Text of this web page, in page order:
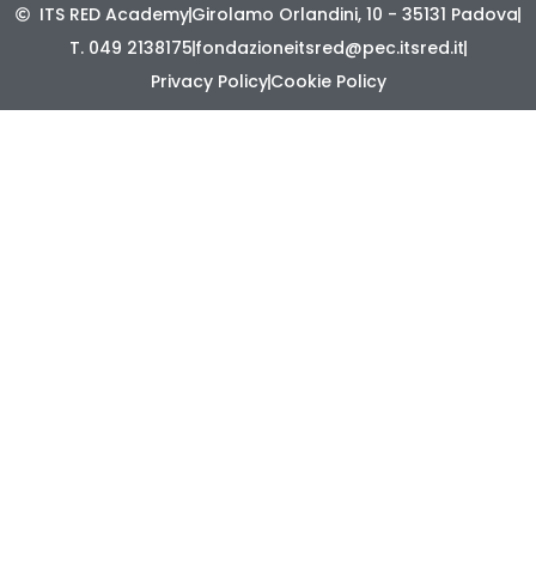
ITS RED AcademyGirolamo Orlandini, 10 - 35131 Padova
T. 049 2138175 fondazioneitsred@pec.itsred.it
Privacy PolicyCookie Policy